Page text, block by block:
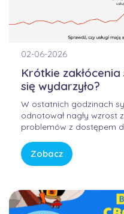
02-06-2026
Krótkie
się wydarzyło?
W ostatnich godzinach
odnotował nagły wzrost
problemów z dostępem
lecz wynikała z
infrastrukturze
Zobacz